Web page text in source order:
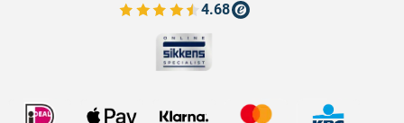
4.68
Bekijk de verfplaza beoordelingen